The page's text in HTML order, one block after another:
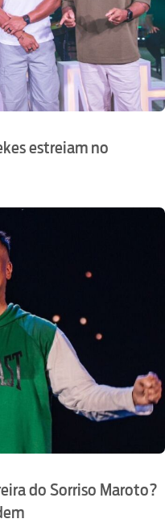
estreiam no
do Sorriso Maroto?